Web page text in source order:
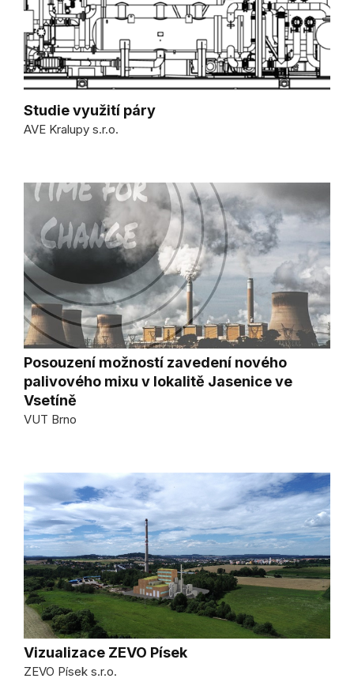
Studie využití páry
AVE Kralupy s.r.o.
Posouzení možností zavedení nového
palivového mixu v lokalitě Jasenice ve
Vsetíně
VUT Brno
Vizualizace ZEVO Písek
ZEVO Písek s.r.o.